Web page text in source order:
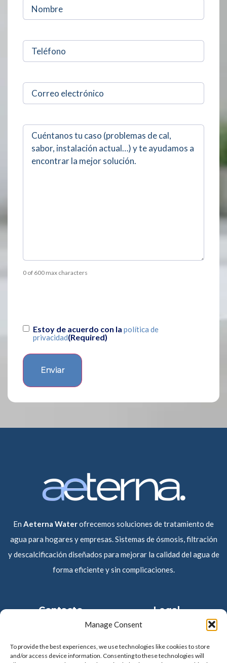
Manage Consent
To provide the best experiences, we use technologies like cookies to store
and/or access device information. Consenting to these technologies will
Nombre (Required)
Sin
nombre(Required)
Sin
nombre
Comentarios(Required)
0 of 600 max characters
Consentimiento(Required)
Estoy de acuerdo con la política de
privacidad(Required)
En Aeterna Waterofrecemos soluciones de tratamiento de
agua para hogares y empresas. Sistemas de ósmosis, filtración
y descalcificación diseñados para mejorar la calidad del agua de
forma eficiente y sin complicaciones.
Contacto
Contacto
Legal
Política de cookies